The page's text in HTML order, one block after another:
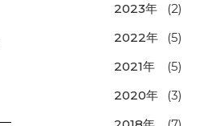
2023年
(2)
2022年
(5)
2021年
(5)
2020年
(3)